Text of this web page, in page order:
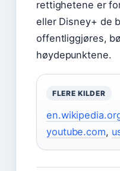
rettighetene er
eller Disney+ de
offentliggjøres,
høydepunktene.
FLERE KILDER
youtube.com,